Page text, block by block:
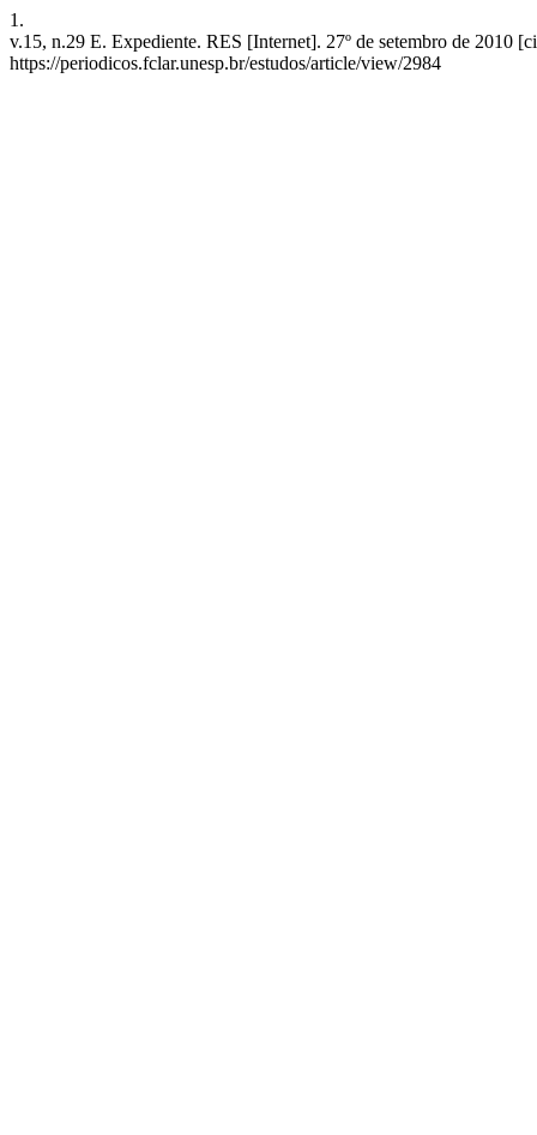
1.
v.15, n.29 E. Expediente. RES [Internet]. 27º de setembro de 2010
https://periodicos.fclar.unesp.br/estudos/article/view/2984